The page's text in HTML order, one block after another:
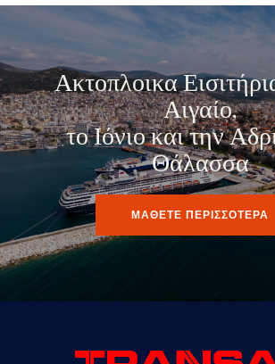
Ακτοπλοικα
Αιγαίο,
το Ιόνιο και την
Θάλασσα
ΜΑΘΕΤΕ ΠΕΡΙΣΣΟΤΕΡΑ